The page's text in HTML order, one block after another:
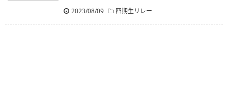
2023/08/09
四期生リレー